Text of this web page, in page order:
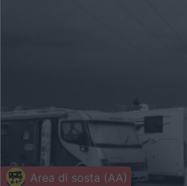
Area di sosta (AA)